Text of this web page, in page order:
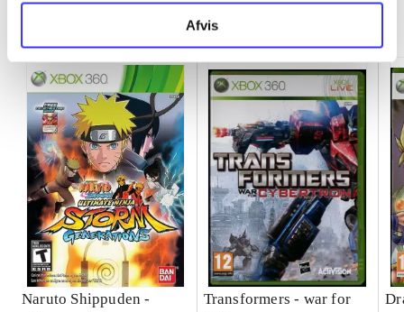
Afvis
Minder om
Naruto Shippuden -
Transformers - war for